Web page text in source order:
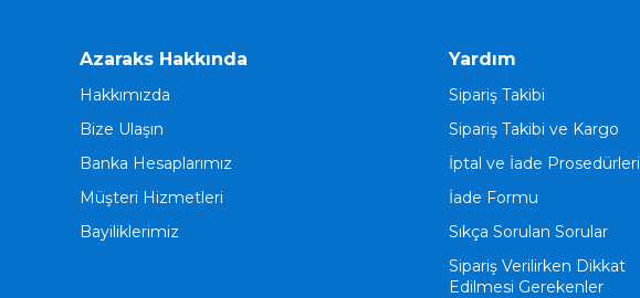
Azaraks Hakkında
Hakkımızda
Bize Ulaşın
Banka Hesaplarımız
Müşteri Hizmetleri
Bayiliklerimiz
Yardım
Sipariş Takibi
Sipariş Takibi ve Kargo
İptal ve İade Prosedürleri
İade Formu
Sıkça Sorulan Sorular
Sipariş Verilirken Dikkat
Edilmesi Gerekenler